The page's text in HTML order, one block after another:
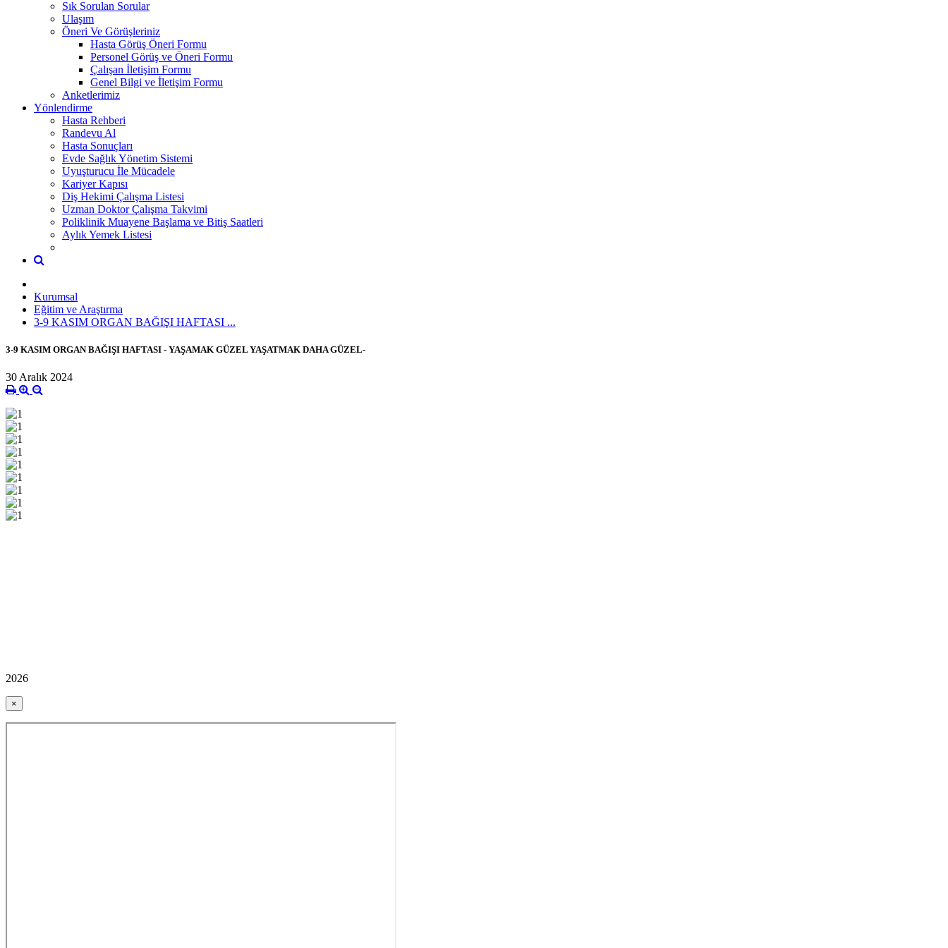
Sık Sorulan Sorular
Ulaşım
Öneri Ve Görüşleriniz
Hasta Görüş Öneri Formu
Personel Görüş ve Öneri Formu
Çalışan İletişim Formu
Genel Bilgi ve İletişim Formu
Anketlerimiz
Yönlendirme
Hasta Rehberi
Randevu Al
Hasta Sonuçları
Evde Sağlık Yönetim Sistemi
Uyuşturucu İle Mücadele
Kariyer Kapısı
Diş Hekimi Çalışma Listesi
Uzman Doktor Çalışma Takvimi
Poliklinik Muayene Başlama ve Bitiş Saatleri
Aylık Yemek Listesi
Kurumsal
Eğitim ve Araştırma
3-9 KASIM ORGAN BAĞIŞI HAFTASI ...
3-9 KASIM ORGAN BAĞIŞI HAFTASI - YAŞAMAK GÜZEL YAŞATMAK DAHA GÜZEL-
30 Aralık 2024
2026
×